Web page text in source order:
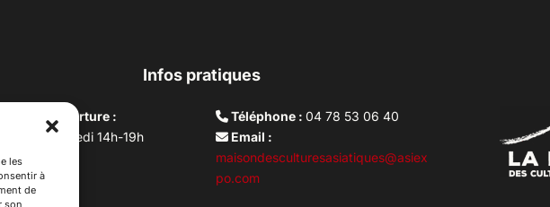
les
à
de
son
Infos pratiques
d’ouverture :
au vendredi 14h-19h
10h –17h
lundi
Téléphone :04 78 53 06 40
Email :
maisondesculturesasiatiques@asiex
po.com